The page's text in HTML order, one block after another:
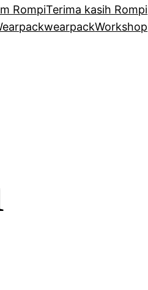
RompiTerima kasih Rompi
wearpackWorkshop